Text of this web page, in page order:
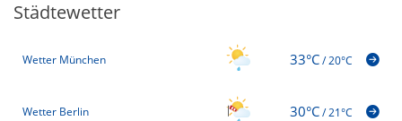
Städtewetter
Wetter München 33°C/20°C
Wetter Berlin 30°C/21°C